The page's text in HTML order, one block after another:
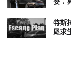
委：
特斯
尾求